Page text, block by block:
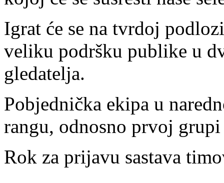
Igrat će se na tvrdoj
veliku podršku publike u
gledatelja.
Pobjednička ekipa u
rangu, odnosno prvoj
Rok za prijavu sastava